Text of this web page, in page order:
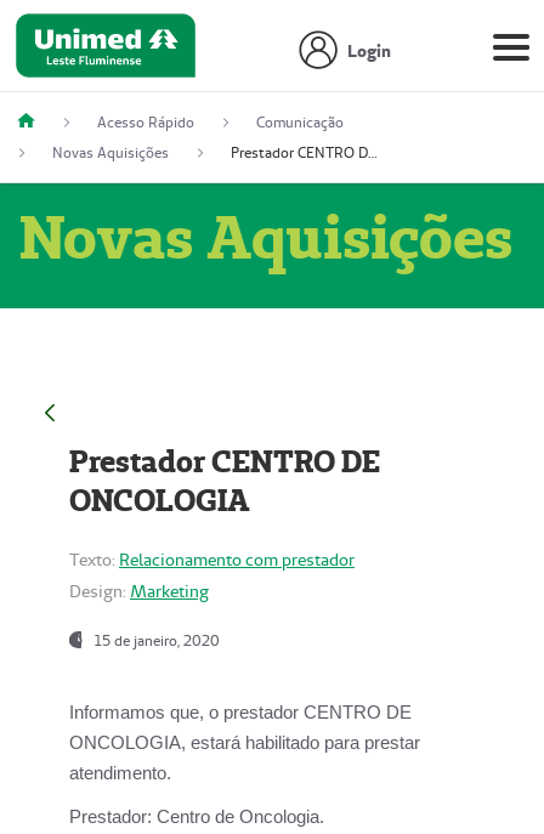
Login
Acesso Rápido
Comunicação
Novas Aquisições
Prestador CENTRO DE ONCOLOGIA
Novas Aquisições
Prestador CENTRO DE
ONCOLOGIA
Texto: Relacionamento com prestador
Design: Marketing
15 de janeiro, 2020
Informamos que, o prestador CENTRO DE
ONCOLOGIA, estará habilitado para prestar
atendimento.
Prestador: Centro de Oncologia.